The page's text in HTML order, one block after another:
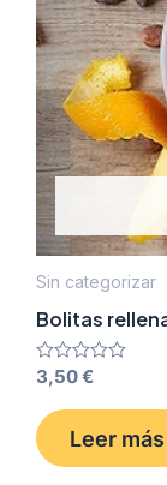
Sin categorizar
Bolitas
Valorado
con
de
5
3,50€
Leer más